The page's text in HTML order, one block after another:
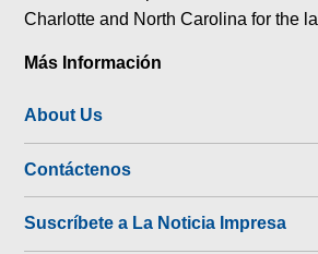
Charlotte and North Carolina for the
Más Información
About Us
Contáctenos
Suscríbete a La Noticia Impresa